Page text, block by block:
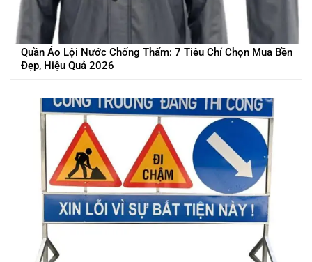
Quần Áo Lội Nước Chống Thấm: 7 Tiêu Chí Chọn Mua Bền
Đẹp, Hiệu Quả 2026